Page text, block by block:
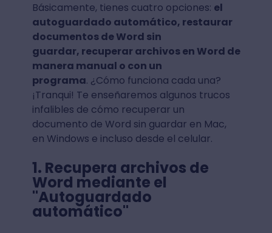
Básicamente, tienes cuatro opciones: el
autoguardado automático, restaurar
documentos de Word sin
guardar, recuperar archivos en Word de
manera manual o con un
programa. ¿Cómo funciona cada una?
¡Tranqui! Te enseñaremos algunos trucos
infalibles de cómo recuperar un
documento de Word sin guardar en Mac,
en Windows e incluso desde el celular.
1. Recupera archivos de
Word mediante el
"Autoguardado
automático"